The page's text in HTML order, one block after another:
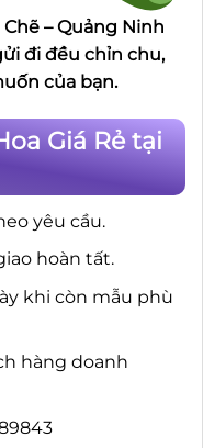
– Quảng Ninh
đi đều chỉn chu,
của bạn.
Giá Rẻ tại
yêu cầu.
hoàn tất.
khi còn mẫu phù
hàng doanh